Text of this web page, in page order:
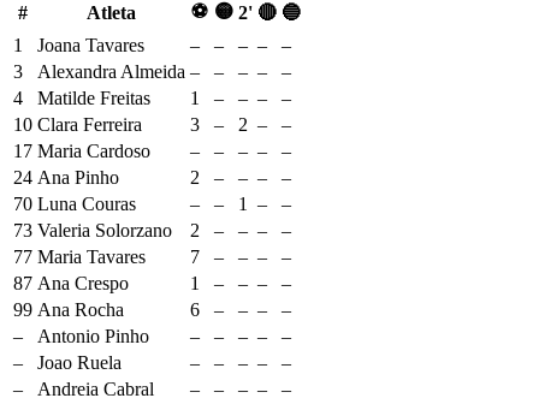
# Atleta ⚽ 🟡 2' 🔴 🔵
1
Joana Tavares – – – –
–
3
Alexandra Almeida – – – –
–
4
Matilde Freitas 1 – – –
–
10 Clara Ferreira 3 – 2 –
–
17 Maria Cardoso – – – –
–
24 Ana Pinho 2 – – –
–
70 Luna Couras – – 1 –
–
73 Valeria Solorzano 2 – – –
–
77 Maria Tavares 7 – – –
–
87 Ana Crespo 1 – – –
–
99 Ana Rocha 6 – – –
–
–
Antonio Pinho – – – –
–
–
Joao Ruela – – – –
–
–
Andreia Cabral – – – –
–